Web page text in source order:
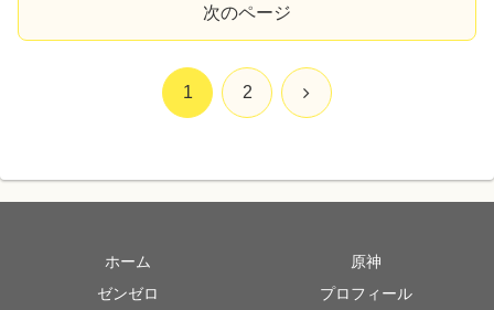
次のページ
1 2 次
ホーム
原神
ゼンゼロ
プロフィール